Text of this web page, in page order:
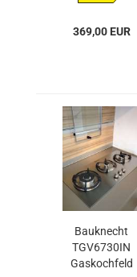
369,00 EUR
Bauknecht
TGV6730IN
Gaskochfeld